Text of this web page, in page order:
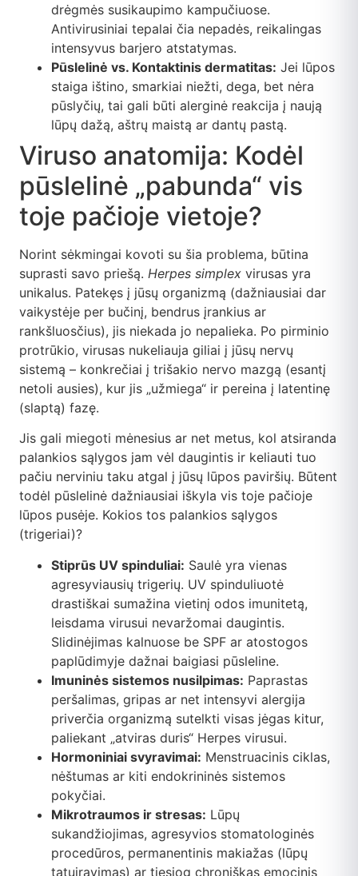
drėgmės susikaupimo kampučiuose.
Antivirusiniai tepalai čia nepadės, reikalingas
intensyvus barjero atstatymas.
Pūslelinė vs. Kontaktinis dermatitas: Jei lūpos
staiga ištino, smarkiai niežti, dega, bet nėra
pūslyčių, tai gali būti alerginė reakcija į naują
lūpų dažą, aštrų maistą ar dantų pastą.
Viruso anatomija: Kodėl
pūslelinė „pabunda“ vis
toje pačioje vietoje?
Norint sėkmingai kovoti su šia problema, būtina
suprasti savo priešą. Herpes simplex virusas yra
unikalus. Patekęs į jūsų organizmą (dažniausiai dar
vaikystėje per bučinį, bendrus įrankius ar
rankšluosčius), jis niekada jo nepalieka. Po pirminio
protrūkio, virusas nukeliauja giliai į jūsų nervų
sistemą – konkrečiai į trišakio nervo mazgą (esantį
netoli ausies), kur jis „užmiega“ ir pereina į latentinę
(slaptą) fazę.
Jis gali miegoti mėnesius ar net metus, kol atsiranda
palankios sąlygos jam vėl daugintis ir keliauti tuo
pačiu nerviniu taku atgal į jūsų lūpos paviršių. Būtent
todėl pūslelinė dažniausiai iškyla vis toje pačioje
lūpos pusėje. Kokios tos palankios sąlygos
(trigeriai)?
Stiprūs UV spinduliai: Saulė yra vienas
agresyviausių trigerių. UV spinduliuotė
drastiškai sumažina vietinį odos imunitetą,
leisdama virusui nevaržomai daugintis.
Slidinėjimas kalnuose be SPF ar atostogos
paplūdimyje dažnai baigiasi pūsleline.
Imuninės sistemos nusilpimas: Paprastas
peršalimas, gripas ar net intensyvi alergija
priverčia organizmą sutelkti visas jėgas kitur,
paliekant „atviras duris“ Herpes virusui.
Hormoniniai svyravimai: Menstruacinis ciklas,
nėštumas ar kiti endokrininės sistemos
pokyčiai.
Mikrotraumos ir stresas: Lūpų
sukandžiojimas, agresyvios stomatologinės
procedūros, permanentinis makiažas (lūpų
tatuiravimas) ar tiesiog chroniškas emocinis